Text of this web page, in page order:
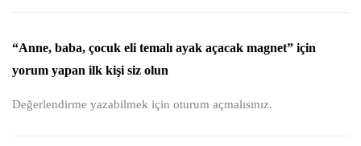
“Anne, baba, çocuk eli temalı ayak açacak magnet” için
yorum yapan ilk kişi siz olun
Değerlendirme yazabilmek için oturum açmalısınız.